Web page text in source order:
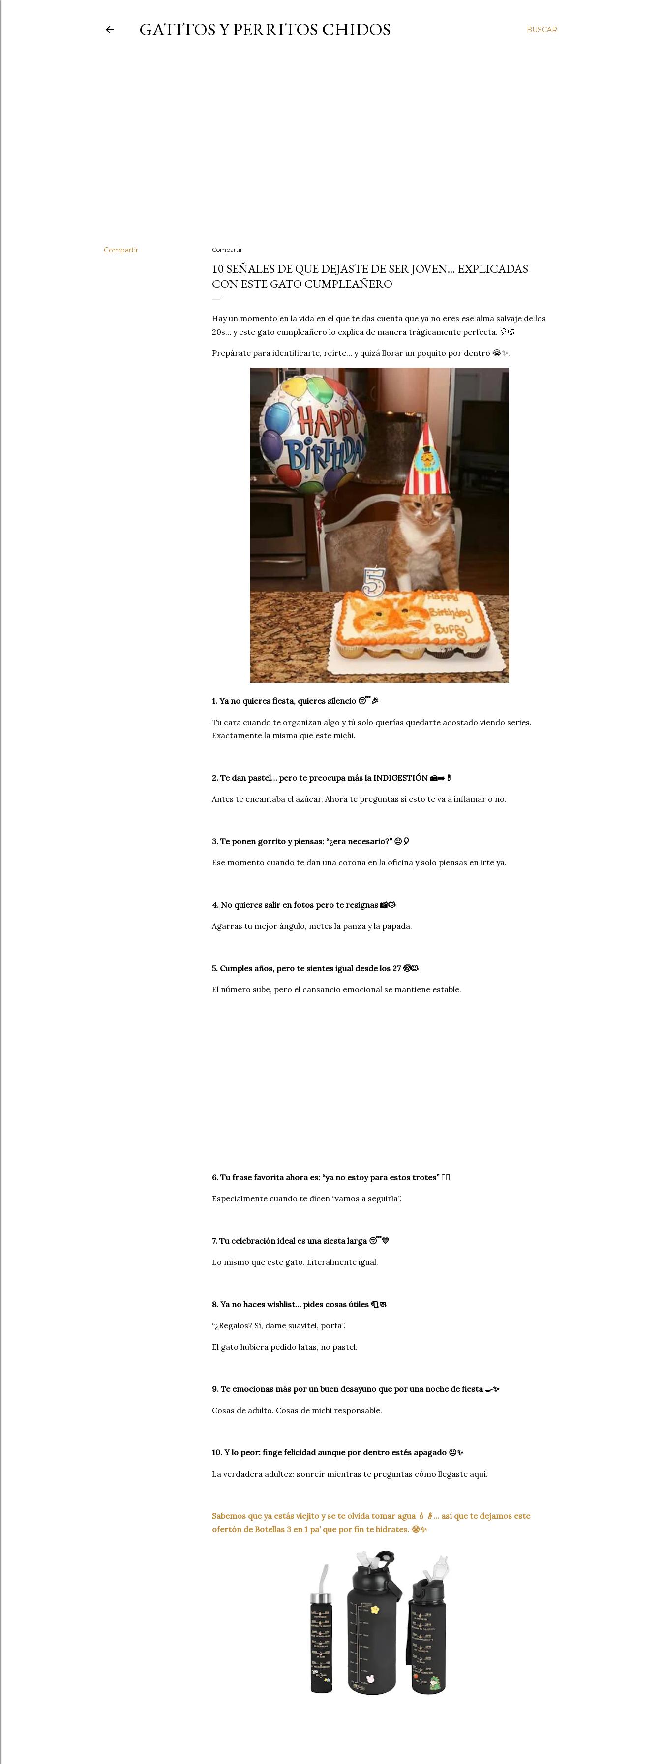
BUSCAR
GATITOS Y PERRITOS CHIDOS
Compartir Compartir
10 SEÑALES DE QUE DEJASTE DE SER JOVEN… EXPLICADAS
CON ESTE GATO CUMPLEAÑERO
Hay un momento en la vida en el que te das cuenta que ya no eres ese alma salvaje de los
20s… y este gato cumpleañero lo explica de manera trágicamente perfecta. 🎈🐱
Prepárate para identificarte, reírte… y quizá llorar un poquito por dentro 😭✨.
1. Ya no quieres fiesta, quieres silencio 😴🎉
Tu cara cuando te organizan algo y tú solo querías quedarte acostado viendo series.
Exactamente la misma que este michi.
2. Te dan pastel… pero te preocupa más la INDIGESTIÓN 🍰➡️💊
Antes te encantaba el azúcar. Ahora te preguntas si esto te va a inflamar o no.
3. Te ponen gorrito y piensas: “¿era necesario?” 😐🎈
Ese momento cuando te dan una corona en la oficina y solo piensas en irte ya.
4. No quieres salir en fotos pero te resignas 📸😿
Agarras tu mejor ángulo, metes la panza y la papada.
5. Cumples años, pero te sientes igual desde los 27 🧓🐱
El número sube, pero el cansancio emocional se mantiene estable.
6. Tu frase favorita ahora es: “ya no estoy para estos trotes” 😮‍💨
Especialmente cuando te dicen “vamos a seguirla”.
7. Tu celebración ideal es una siesta larga 😴💛
Lo mismo que este gato. Literalmente igual.
8. Ya no haces wishlist… pides cosas útiles 🧻🧼
“¿Regalos? Sí, dame suavitel, porfa”.
El gato hubiera pedido latas, no pastel.
9. Te emocionas más por un buen desayuno que por una noche de fiesta 🍳✨
Cosas de adulto. Cosas de michi responsable.
10. Y lo peor: finge felicidad aunque por dentro estés apagado 😐✨
La verdadera adultez: sonreír mientras te preguntas cómo llegaste aquí.
Sabemos que ya estás viejito y se te olvida tomar agua 💧 👴… así que te dejamos este
ofertón de Botellas 3 en 1 pa’ que por fin te hidrates. 😭✨